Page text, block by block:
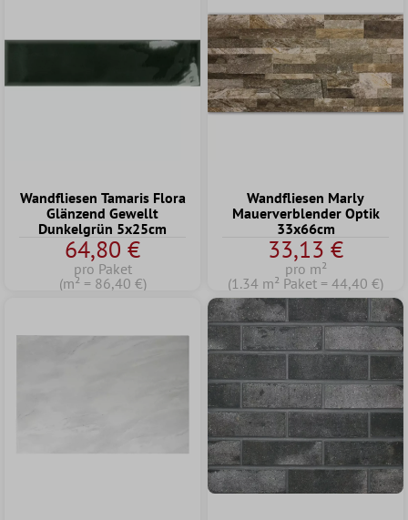
Wandfliesen Tamaris Flora
Glänzend Gewellt
Dunkelgrün 5x25cm
64,80 €
pro Paket
(m² = 86,40 €)
Wandfliesen Marly
Mauerverblender Optik
33x66cm
33,13 €
pro m²
(1.34 m² Paket = 44,40 €)